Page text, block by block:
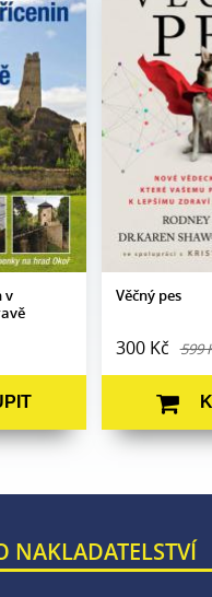
v
fotografie
Věčný pes
300 Kč 599
Rodney
Edice:
Edukace
Počet
stran:
408
Formát:
165 x
Vazba:
V8a
Datum
vydání:
28. 5.
NAKLADATELSTVÍ